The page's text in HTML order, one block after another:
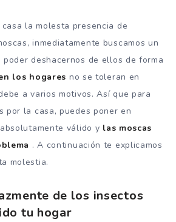
la molesta presencia de
inmediatamente buscamos un
deshacernos de ellos de forma
los hogares no se toleran en
a varios motivos. Así que para
por la casa, puedes poner en
válido y las moscas
. A continuación te explicamos
molestia.
de los insectos
tu hogar